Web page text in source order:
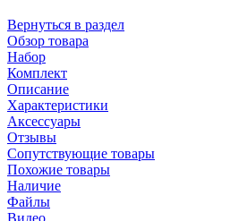
Вернуться в раздел
Обзор товара
Набор
Комплект
Описание
Характеристики
Аксессуары
Отзывы
Сопутствующие товары
Похожие товары
Наличие
Файлы
Видео